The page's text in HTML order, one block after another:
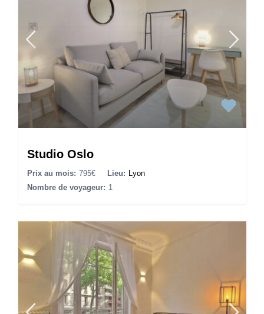
Studio Oslo
Prix au mois: 795€ Lieu: Lyon
Nombre de voyageur: 1